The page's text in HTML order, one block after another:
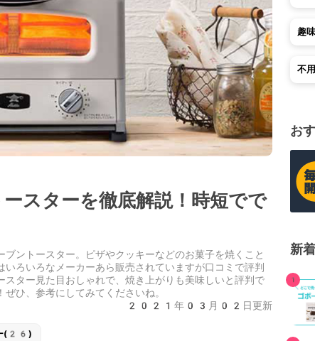
スターを徹底解説！時短でで
ントースター。ピザやクッキーなどのお菓子を焼くこと
ろいろなメーカーあら販売されていますが口コミで評判
ター見た目おしゃれで、焼き上がりも美味しいと評判で
ひ、参考にしてみてくださいね。
2021年03月02日更新
ー(26)
趣
不
お
新